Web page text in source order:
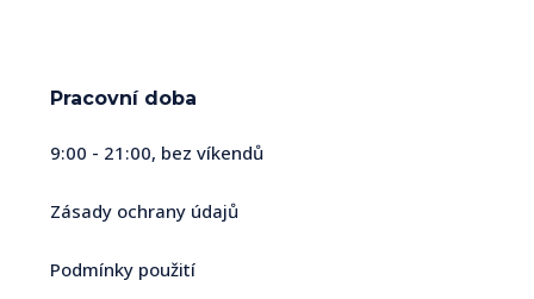
Pracovní doba
9:00 - 21:00, bez víkendů
Zásady ochrany údajů
Podmínky použití